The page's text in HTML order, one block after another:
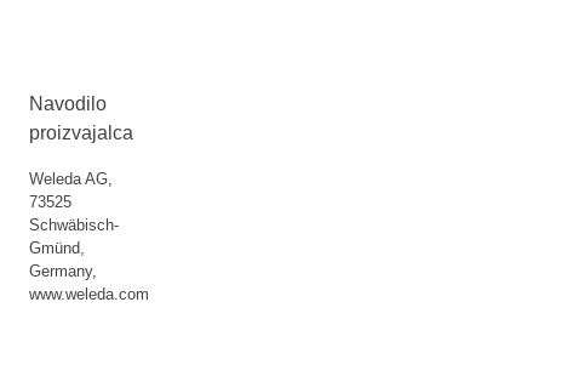
Navodilo
proizvajalca
Weleda AG,
73525
Schwäbisch-
Gmünd,
Germany,
www.weleda.com